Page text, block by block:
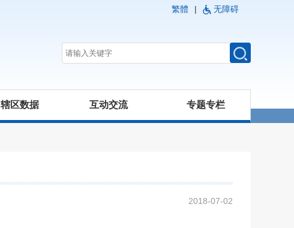
繁體 | 无障碍
辖区数据 互动交流 专题专栏
2018-07-02